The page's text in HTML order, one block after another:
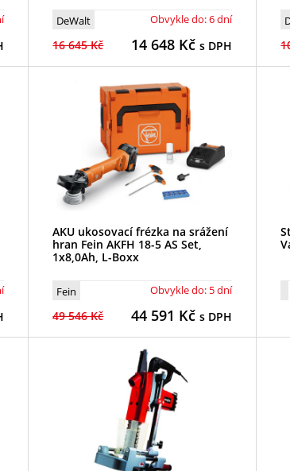
DeWalt Obvykle do: 6 dní
16 645 Kč 14 648 Kčs DPH
AKU ukosovací frézka na srážení
hran Fein AKFH 18-5 AS Set,
1x8,0Ah, L-Boxx
Fein Obvykle do: 5 dní
49 546 Kč 44 591 Kčs DPH